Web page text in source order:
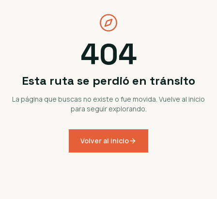
404
Esta ruta se perdió en tránsito
La página que buscas no existe o fue movida. Vuelve al inicio
para seguir explorando.
Volver al inicio